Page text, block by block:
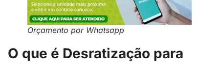
Orçamento por Whatsapp
O que é Desratização para